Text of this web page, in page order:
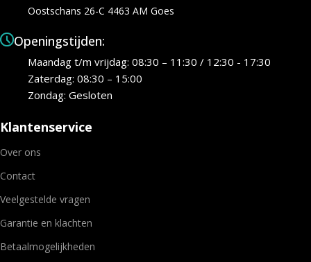
Oostschans 26-C 4463 AM Goes
Openingstijden:
Maandag t/m vrijdag: 08:30 – 11:30 / 12:30 - 17:30
Zaterdag: 08:30 – 15:00
Zondag: Gesloten
Klantenservice
Over ons
Contact
Veelgestelde vragen
Garantie en klachten
Betaalmogelijkheden